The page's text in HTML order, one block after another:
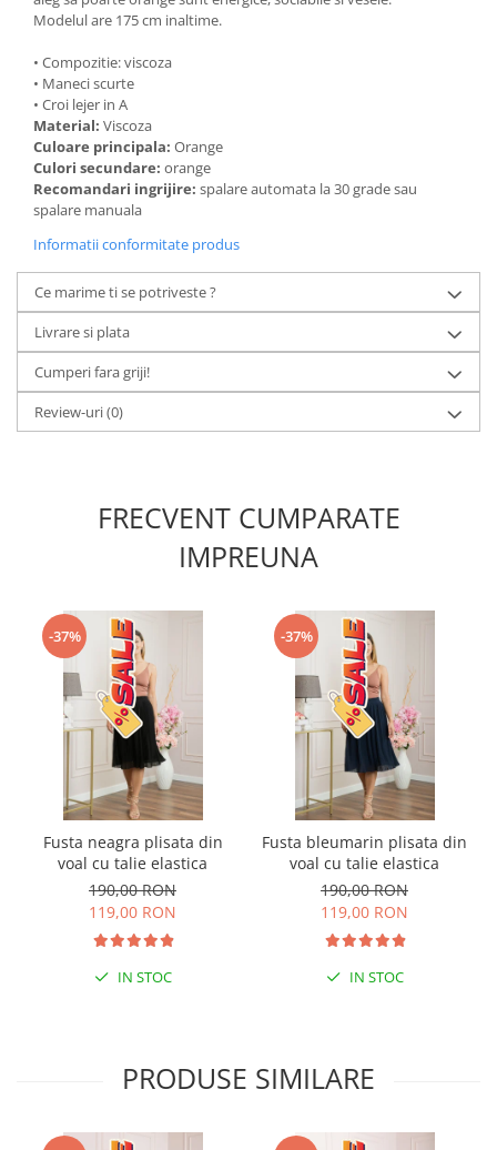
Modelul are 175 cm inaltime.
• Compozitie: viscoza
• Maneci scurte
• Croi lejer in A
Material: Viscoza
Culoare principala: Orange
Culori secundare: orange
Recomandari ingrijire: spalare automata la 30 grade sau
spalare manuala
Informatii conformitate produs
Ce marime ti se potriveste ?
Livrare si plata
Cumperi fara griji!
Review-uri(0)
FRECVENT CUMPARATE
IMPREUNA
-37%
Fusta neagra plisata din
voal cu talie elastica
190,00 RON
119,00 RON
IN STOC
-37%
Fusta bleumarin plisata din
voal cu talie elastica
190,00 RON
119,00 RON
IN STOC
PRODUSE SIMILARE